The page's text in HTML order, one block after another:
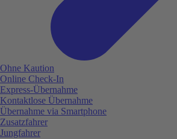
Ohne Kaution
Online Check-In
Express-Übernahme
Kontaktlose Übernahme
Übernahme via Smartphone
Zusatzfahrer
Jungfahrer